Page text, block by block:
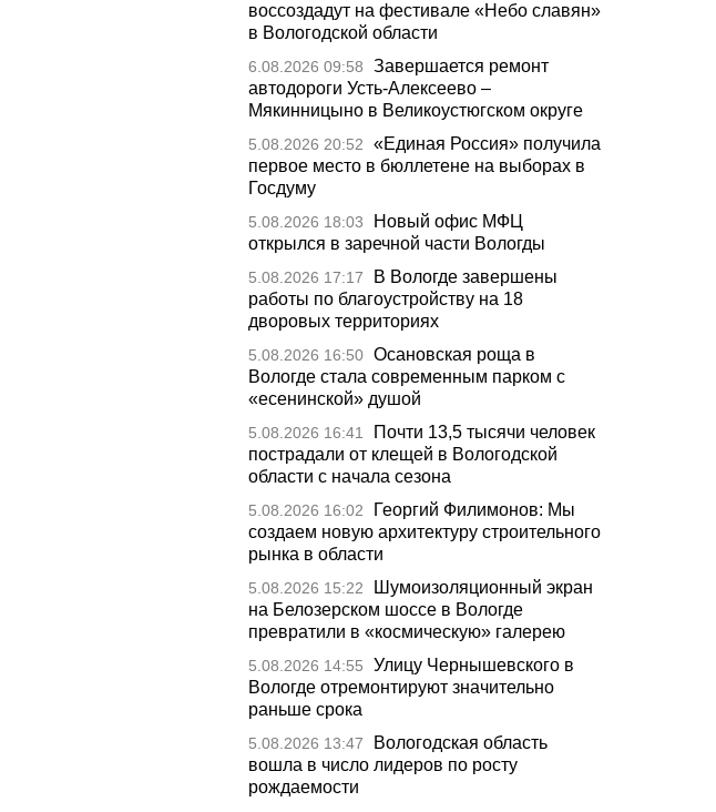
воссоздадут на фестивале «Небо славян»
в Вологодской области
6.08.2026 09:58
Завершается ремонт
автодороги Усть-Алексеево –
Мякинницыно в Великоустюгском округе
5.08.2026 20:52
«Единая Россия» получила
первое место в бюллетене на выборах в
Госдуму
5.08.2026 18:03
Новый офис МФЦ
открылся в заречной части Вологды
5.08.2026 17:17
В Вологде завершены
работы по благоустройству на 18
дворовых территориях
5.08.2026 16:50 Осановская роща в
Вологде стала современным парком с
«есенинской» душой
5.08.2026 16:41
Почти 13,5 тысячи человек
пострадали от клещей в Вологодской
области с начала сезона
5.08.2026 16:02
Георгий Филимонов: Мы
создаем новую архитектуру строительного
рынка в области
5.08.2026 15:22
Шумоизоляционный экран
на Белозерском шоссе в Вологде
превратили в «космическую» галерею
5.08.2026 14:55
Улицу Чернышевского в
Вологде отремонтируют значительно
раньше срока
5.08.2026 13:47
Вологодская область
вошла в число лидеров по росту
рождаемости